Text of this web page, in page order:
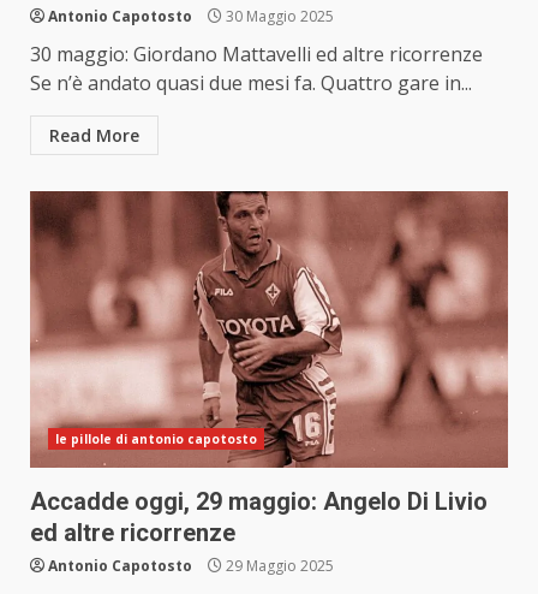
Antonio Capotosto 30 Maggio 2025
30 maggio: Giordano Mattavelli ed altre ricorrenze
Se n’è andato quasi due mesi fa. Quattro gare in...
Read More
le pillole di antonio capotosto
Accadde oggi, 29 maggio: Angelo Di Livio
ed altre ricorrenze
Antonio Capotosto 29 Maggio 2025